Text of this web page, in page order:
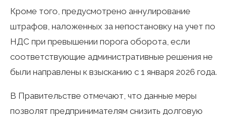
Кроме того, предусмотрено аннулирование
штрафов, наложенных за непостановку на учет по
НДС при превышении порога оборота, если
соответствующие административные решения не
были направлены к взысканию с 1 января 2026 года.
В Правительстве отмечают, что данные меры
позволят предпринимателям снизить долговую